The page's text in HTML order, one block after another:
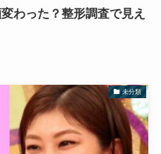
わった？整形調査で見え
未分類